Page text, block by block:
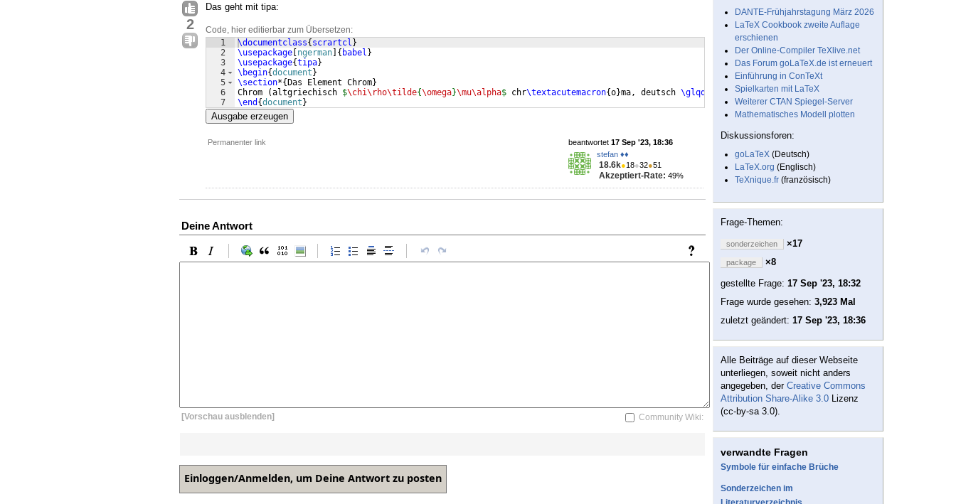
2
Das geht mit tipa:
Code, hier editierbar zum Übersetzen:
1
2
3
4
5
6
7
\documentclass{ scrartcl }
\usepackage ngerman { babel }
\usepackage{tipa}
\begin{document }
\section*{ Das Element Chrom}
Chrom
(altgriechisch $\chi\rho\tilde{\omega}\mu\alpha$ chr\textacutemacron{o}ma, deutsch \glqq Farbe\grqq{ }) ist ein chemisches Element mit dem
\end {document }
Ausgabe erzeugen
Permanenter link beantwortet 17 Sep '23, 18:36
stefan ♦♦
18.6k●18●32●51
Akzeptiert-Rate: 49%
Deine Antwort
[Vorschau ausblenden] Community Wiki:
DANTE-Frühjahrstagung März 2026
LaTeX Cookbook zweite Auflage
erschienen
Der Online-Compiler TeXlive.net
Das Forum goLaTeX.de ist erneuert
Einführung in ConTeXt
Spielkarten mit LaTeX
Weiterer CTAN Spiegel-Server
Mathematisches Modell plotten
Diskussionsforen:
goLaTeX (Deutsch)
LaTeX.org (Englisch)
TeXnique.fr (französisch)
Frage-Themen:
sonderzeichen ×17
package
×8
gestellte Frage: 17 Sep '23, 18:32
Frage wurde gesehen: 3,923 Mal
zuletzt geändert: 17 Sep '23, 18:36
Alle Beiträge auf dieser Webseite
unterliegen, soweit nicht anders
angegeben, der Creative Commons
Attribution Share-Alike 3.0 Lizenz
(cc-by-sa 3.0).
verwandte Fragen
Symbole für einfache Brüche
Sonderzeichen im